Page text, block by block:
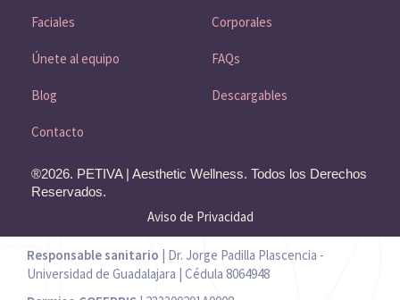
Faciales Corporales
Únete al equipo FAQs
Blog Descargables
Contacto
®2026. PETIVA | Aesthetic Wellness. Todos los Derechos
Reservados.
Aviso de Privacidad
Responsable sanitario | Dr. Jorge Padilla Plascencia -
Universidad de Guadalajara | Cédula 8064948